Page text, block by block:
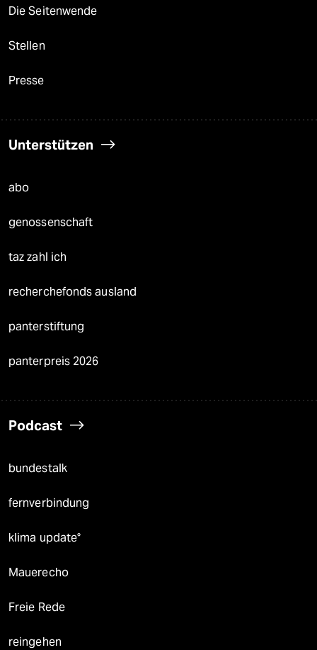
Die Seitenwende
Stellen
Presse
Unterstützen
abo
genossenschaft
taz zahl ich
recherchefonds ausland
panterstiftung
panterpreis 2026
Podcast
bundestalk
fernverbindung
klima update°
Mauerecho
Freie Rede
reingehen